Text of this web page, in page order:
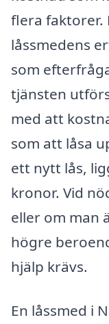
flera faktorer.
låssmedens
som
tjänsten
med att
som att låsa
ett nytt lås,
kronor. Vid
eller om man
högre
hjälp krävs.
En låssmed i